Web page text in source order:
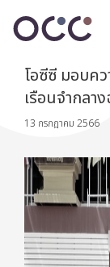
โอซีซี มอบค
เรือนจำกลาง
13 กรกฎาคม 2566